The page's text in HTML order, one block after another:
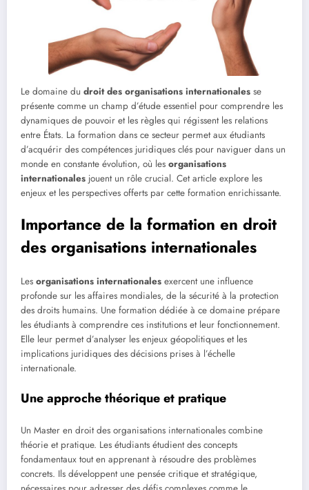
Le domaine du droit des organisations internationales se
présente comme un champ d’étude essentiel pour comprendre les
dynamiques de pouvoir et les règles qui régissent les relations
entre États. La formation dans ce secteur permet aux étudiants
d’acquérir des compétences juridiques clés pour naviguer dans un
monde en constante évolution, où les organisations
internationales jouent un rôle crucial. Cet article explore les
enjeux et les perspectives offerts par cette formation enrichissante.
Importance de la formation en droit
des organisations internationales
Les organisations internationales exercent une influence
profonde sur les affaires mondiales, de la sécurité à la protection
des droits humains. Une formation dédiée à ce domaine prépare
les étudiants à comprendre ces institutions et leur fonctionnement.
Elle leur permet d’analyser les enjeux géopolitiques et les
implications juridiques des décisions prises à l’échelle
internationale.
Une approche théorique et pratique
Un Master en droit des organisations internationales combine
théorie et pratique. Les étudiants étudient des concepts
fondamentaux tout en apprenant à résoudre des problèmes
concrets. Ils développent une pensée critique et stratégique,